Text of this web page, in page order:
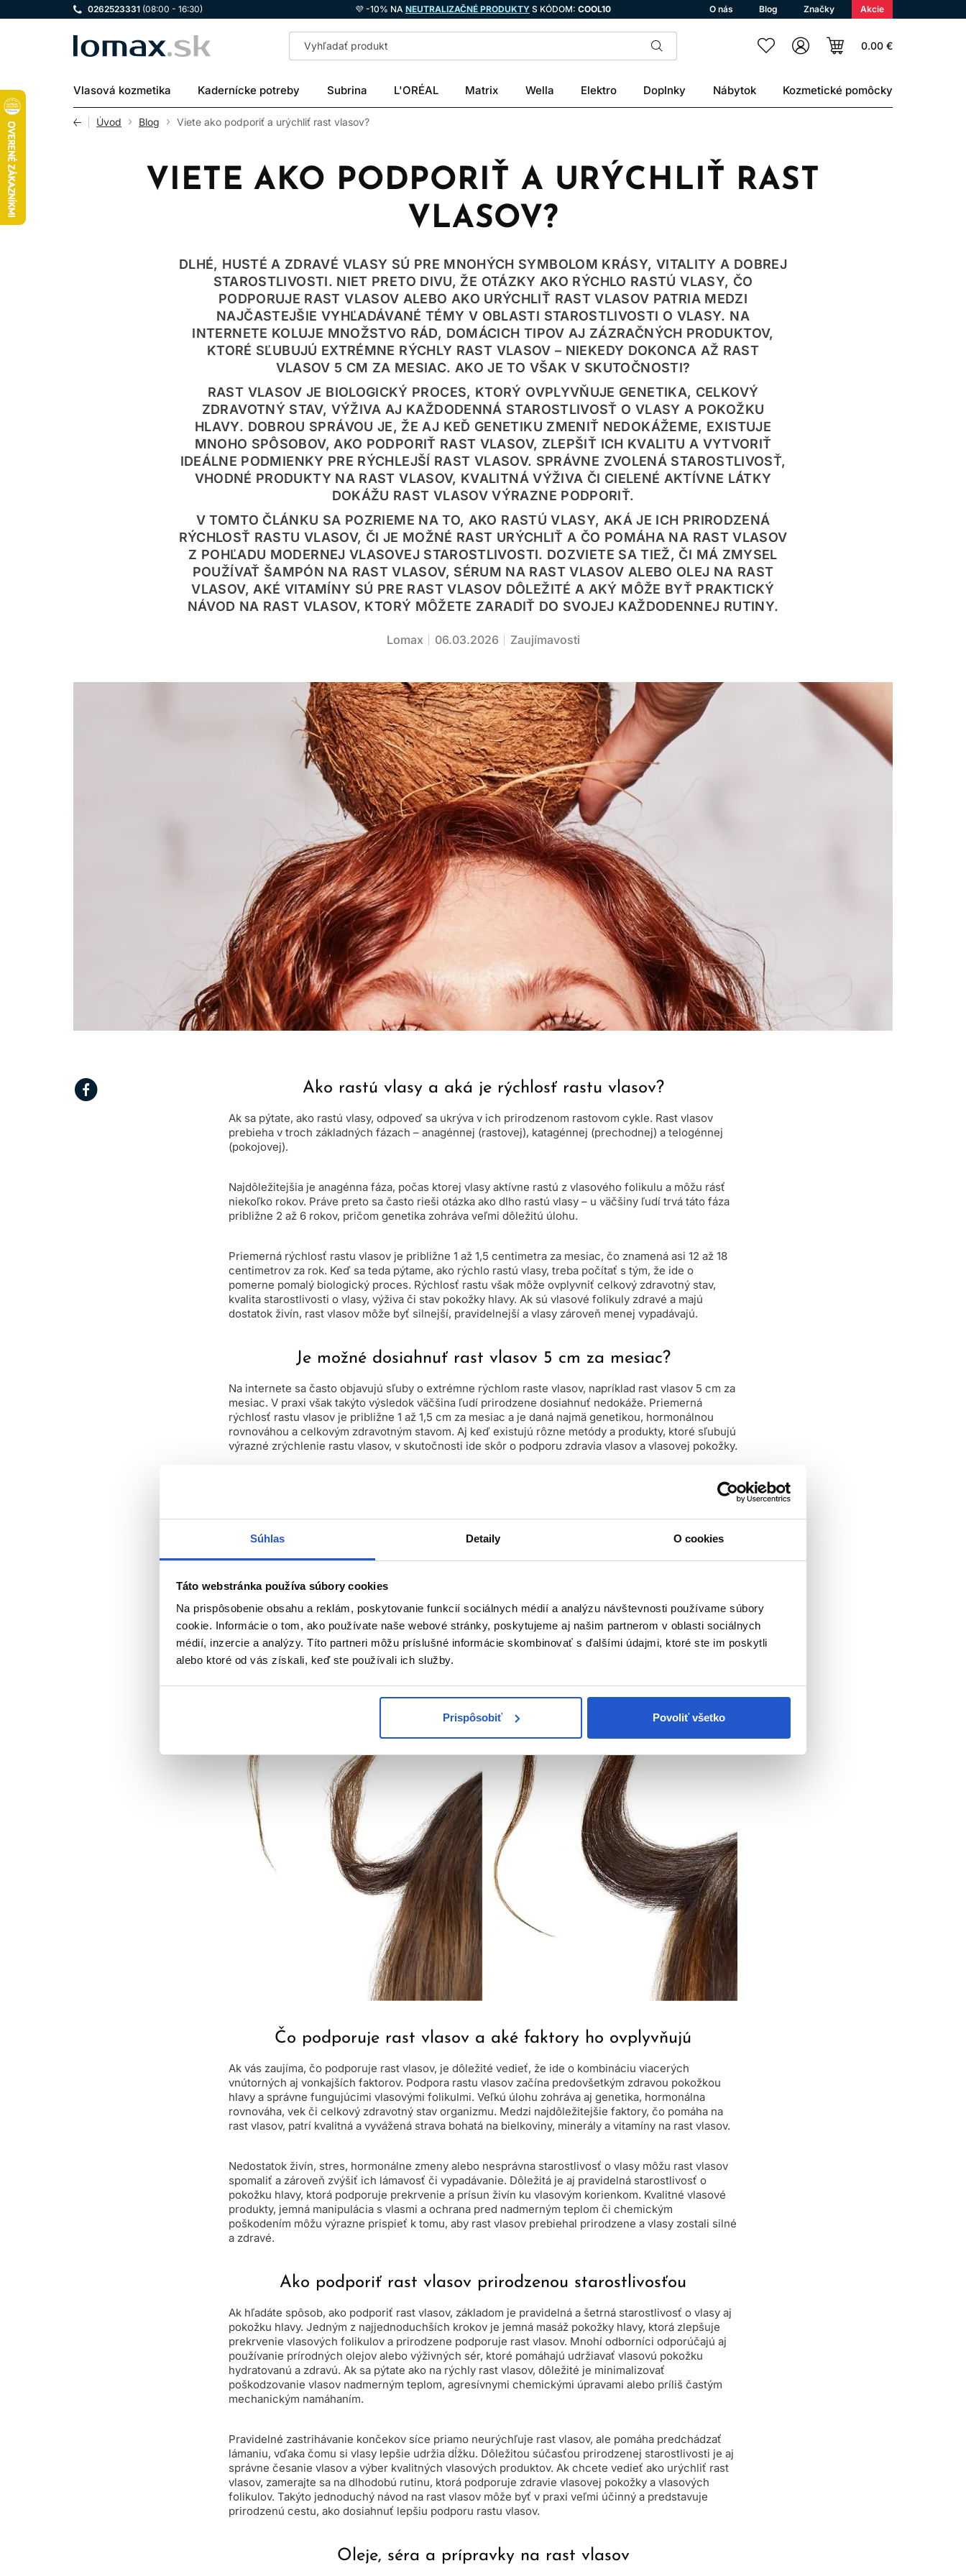
Súhlas Detaily O cookies
Táto webstránka používa súbory cookies
Na prispôsobenie obsahu a reklám, poskytovanie funkcií sociálnych médií a analýzu návštevnosti používame súbory
cookie. Informácie o tom, ako používate naše webové stránky, poskytujeme aj našim partnerom v oblasti sociálnych
médií, inzercie a analýzy. Títo partneri môžu príslušné informácie skombinovať s ďalšími údajmi, ktoré ste im poskytli
alebo ktoré od vás získali, keď ste používali ich služby.
Prispôsobiť Povoliť všetko
0262523331 (08:00 - 16:30) 💜 -10% NA NEUTRALIZAČNÉ PRODUKTY S KÓDOM: COOL10 O nás Blog Značky Akcie
LOMAX 0.00 €
Vlasová kozmetika Kadernícke potreby Subrina L'ORÉAL Matrix Wella Elektro Doplnky Nábytok Kozmetické pomôcky
Úvod Blog Viete ako podporiť a urýchliť rast vlasov?
VIETE AKO PODPORIŤ A URÝCHLIŤ RAST
VLASOV?
DLHÉ, HUSTÉ A ZDRAVÉ VLASY SÚ PRE MNOHÝCH SYMBOLOM KRÁSY, VITALITY A DOBREJ
STAROSTLIVOSTI. NIET PRETO DIVU, ŽE OTÁZKY AKO RÝCHLO RASTÚ VLASY, ČO
PODPORUJE RAST VLASOV ALEBO AKO URÝCHLIŤ RAST VLASOV PATRIA MEDZI
NAJČASTEJŠIE VYHĽADÁVANÉ TÉMY V OBLASTI STAROSTLIVOSTI O VLASY. NA
INTERNETE KOLUJE MNOŽSTVO RÁD, DOMÁCICH TIPOV AJ ZÁZRAČNÝCH PRODUKTOV,
KTORÉ SĽUBUJÚ EXTRÉMNE RÝCHLY RAST VLASOV – NIEKEDY DOKONCA AŽ RAST
VLASOV 5 CM ZA MESIAC. AKO JE TO VŠAK V SKUTOČNOSTI?
RAST VLASOV JE BIOLOGICKÝ PROCES, KTORÝ OVPLYVŇUJE GENETIKA, CELKOVÝ
ZDRAVOTNÝ STAV, VÝŽIVA AJ KAŽDODENNÁ STAROSTLIVOSŤ O VLASY A POKOŽKU
HLAVY. DOBROU SPRÁVOU JE, ŽE AJ KEĎ GENETIKU ZMENIŤ NEDOKÁŽEME, EXISTUJE
MNOHO SPÔSOBOV, AKO PODPORIŤ RAST VLASOV, ZLEPŠIŤ ICH KVALITU A VYTVORIŤ
IDEÁLNE PODMIENKY PRE RÝCHLEJŠÍ RAST VLASOV. SPRÁVNE ZVOLENÁ STAROSTLIVOSŤ,
VHODNÉ PRODUKTY NA RAST VLASOV, KVALITNÁ VÝŽIVA ČI CIELENÉ AKTÍVNE LÁTKY
DOKÁŽU RAST VLASOV VÝRAZNE PODPORIŤ.
V TOMTO ČLÁNKU SA POZRIEME NA TO, AKO RASTÚ VLASY, AKÁ JE ICH PRIRODZENÁ
RÝCHLOSŤ RASTU VLASOV, ČI JE MOŽNÉ RAST URÝCHLIŤ A ČO POMÁHA NA RAST VLASOV
Z POHĽADU MODERNEJ VLASOVEJ STAROSTLIVOSTI. DOZVIETE SA TIEŽ, ČI MÁ ZMYSEL
POUŽÍVAŤ ŠAMPÓN NA RAST VLASOV, SÉRUM NA RAST VLASOV ALEBO OLEJ NA RAST
VLASOV, AKÉ VITAMÍNY SÚ PRE RAST VLASOV DÔLEŽITÉ A AKÝ MÔŽE BYŤ PRAKTICKÝ
NÁVOD NA RAST VLASOV, KTORÝ MÔŽETE ZARADIŤ DO SVOJEJ KAŽDODENNEJ RUTINY.
Lomax 06.03.2026 Zaujímavosti
Ako rastú vlasy a aká je rýchlosť rastu vlasov?
Ak sa pýtate, ako rastú vlasy, odpoveď sa ukrýva v ich prirodzenom rastovom cykle. Rast vlasov
prebieha v troch základných fázach – anagénnej (rastovej), katagénnej (prechodnej) a telogénnej
(pokojovej).
Najdôležitejšia je anagénna fáza, počas ktorej vlasy aktívne rastú z vlasového folikulu a môžu rásť
niekoľko rokov. Práve preto sa často rieši otázka ako dlho rastú vlasy – u väčšiny ľudí trvá táto fáza
približne 2 až 6 rokov, pričom genetika zohráva veľmi dôležitú úlohu.
Priemerná rýchlosť rastu vlasov je približne 1 až 1,5 centimetra za mesiac, čo znamená asi 12 až 18
centimetrov za rok. Keď sa teda pýtame, ako rýchlo rastú vlasy, treba počítať s tým, že ide o
pomerne pomalý biologický proces. Rýchlosť rastu však môže ovplyvniť celkový zdravotný stav,
kvalita starostlivosti o vlasy, výživa či stav pokožky hlavy. Ak sú vlasové folikuly zdravé a majú
dostatok živín, rast vlasov môže byť silnejší, pravidelnejší a vlasy zároveň menej vypadávajú.
Je možné dosiahnuť rast vlasov 5 cm za mesiac?
Na internete sa často objavujú sľuby o extrémne rýchlom raste vlasov, napríklad rast vlasov 5 cm za
mesiac. V praxi však takýto výsledok väčšina ľudí prirodzene dosiahnuť nedokáže. Priemerná
rýchlosť rastu vlasov je približne 1 až 1,5 cm za mesiac a je daná najmä genetikou, hormonálnou
rovnováhou a celkovým zdravotným stavom. Aj keď existujú rôzne metódy a produkty, ktoré sľubujú
výrazné zrýchlenie rastu vlasov, v skutočnosti ide skôr o podporu zdravia vlasov a vlasovej pokožky.
môže prispieť k tomu, že vlasy rastú silnejšie, menej sa lámu a
vypadávajú, čo môže vytvoriť dojem rýchlejšieho rastu vlasov. Dôležité je tiež pochopiť, že keď sú
správnu výživu a kvalitné vlasové produkty, ktoré podporujú prirodzený rast vlasov.
Čo podporuje rast vlasov a aké faktory ho ovplyvňujú
Ak vás zaujíma, čo podporuje rast vlasov, je dôležité vedieť, že ide o kombináciu viacerých
vnútorných aj vonkajších faktorov. Podpora rastu vlasov začína predovšetkým zdravou pokožkou
hlavy a správne fungujúcimi vlasovými folikulmi. Veľkú úlohu zohráva aj genetika, hormonálna
rovnováha, vek či celkový zdravotný stav organizmu. Medzi najdôležitejšie faktory, čo pomáha na
rast vlasov, patrí kvalitná a vyvážená strava bohatá na bielkoviny, minerály a vitamíny na rast vlasov.
Nedostatok živín, stres, hormonálne zmeny alebo nesprávna starostlivosť o vlasy môžu rast vlasov
spomaliť a zároveň zvýšiť ich lámavosť či vypadávanie. Dôležitá je aj pravidelná starostlivosť o
pokožku hlavy, ktorá podporuje prekrvenie a prísun živín ku vlasovým korienkom. Kvalitné vlasové
produkty, jemná manipulácia s vlasmi a ochrana pred nadmerným teplom či chemickým
poškodením môžu výrazne prispieť k tomu, aby rast vlasov prebiehal prirodzene a vlasy zostali silné
a zdravé.
Ako podporiť rast vlasov prirodzenou starostlivosťou
Ak hľadáte spôsob, ako podporiť rast vlasov, základom je pravidelná a šetrná starostlivosť o vlasy aj
pokožku hlavy. Jedným z najjednoduchších krokov je jemná masáž pokožky hlavy, ktorá zlepšuje
prekrvenie vlasových folikulov a prirodzene podporuje rast vlasov. Mnohí odborníci odporúčajú aj
používanie prírodných olejov alebo výživných sér, ktoré pomáhajú udržiavať vlasovú pokožku
hydratovanú a zdravú. Ak sa pýtate ako na rýchly rast vlasov, dôležité je minimalizovať
poškodzovanie vlasov nadmerným teplom, agresívnymi chemickými úpravami alebo príliš častým
mechanickým namáhaním.
Pravidelné zastrihávanie končekov síce priamo neurýchľuje rast vlasov, ale pomáha predchádzať
lámaniu, vďaka čomu si vlasy lepšie udržia dĺžku. Dôležitou súčasťou prirodzenej starostlivosti je aj
správne česanie vlasov a výber kvalitných vlasových produktov. Ak chcete vedieť ako urýchliť rast
vlasov, zamerajte sa na dlhodobú rutinu, ktorá podporuje zdravie vlasovej pokožky a vlasových
folikulov. Takýto jednoduchý návod na rast vlasov môže byť v praxi veľmi účinný a predstavuje
prirodzenú cestu, ako dosiahnuť lepšiu podporu rastu vlasov.
Oleje, séra a prípravky na rast vlasov